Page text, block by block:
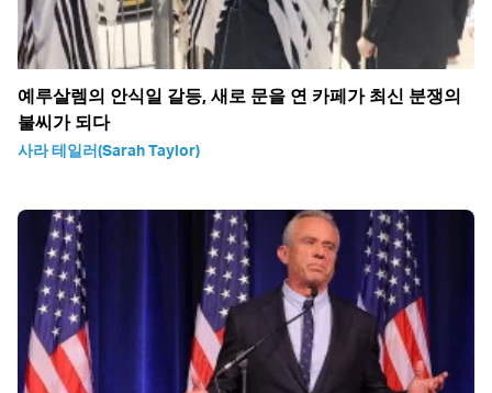
예루살렘의 안식일 갈등, 새로 문을 연 카페가 최신 분쟁의
불씨가 되다
사라 테일러(Sarah Taylor)